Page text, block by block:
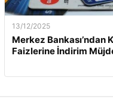
13/12/2025
Merkez Bankası’ndan
Faizlerine İndirim